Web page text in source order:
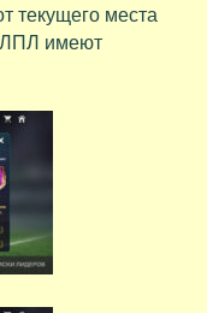
текущего места
ЛПЛ имеют